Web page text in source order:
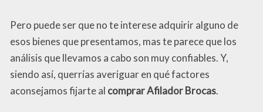
Pero puede ser que no te interese adquirir alguno de
esos bienes que presentamos, mas te parece que los
análisis que llevamos a cabo son muy confiables. Y,
siendo así, querrías averiguar en qué factores
aconsejamos fijarte al comprar Afilador Brocas.